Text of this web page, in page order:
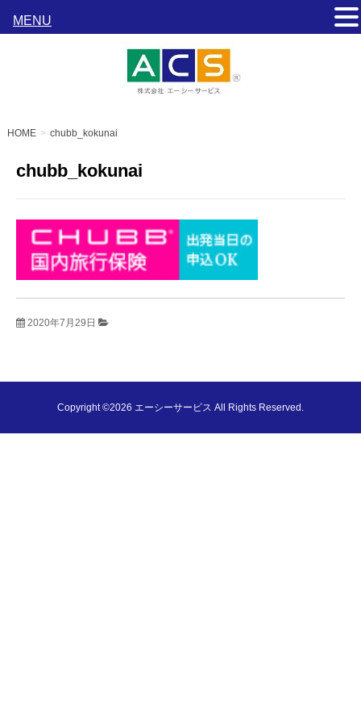
HOME chubb_kokunai
chubb_kokunai
2020年7月29日
Copyright ©2026 エーシーサービス All Rights Reserved.
MENU